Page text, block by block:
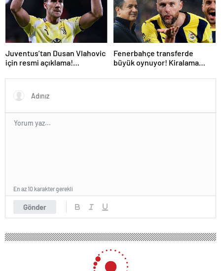
Juventus’tan Dusan Vlahovic
için resmi açıklama!
Fenerbahçe transferde
büyük oynuyor! Kiralama
Gönder
En az 10 karakter gerekli